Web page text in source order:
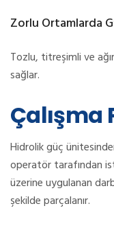
Zorlu Ortamlarda
Tozlu, titreşimli ve ağır
sağlar.
Çalışma
Hidrolik güç
operatör tarafından
üzerine uygulanan
şekilde parçalanır.